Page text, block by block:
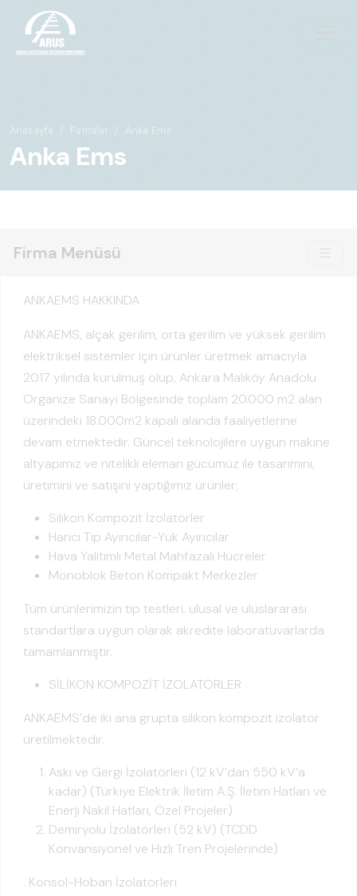
Anasayfa Firmalar Anka Ems
Anka Ems
Firma Menüsü
ANKAEMS HAKKINDA
ANKAEMS, alçak gerilim, orta gerilim ve yüksek gerilim
elektriksel sistemler için ürünler üretmek amacıyla
2017 yılında kurulmuş olup, Ankara Malıköy Anadolu
Organize Sanayi Bölgesinde toplam 20.000 m2 alan
üzerindeki 18.000m2 kapalı alanda faaliyetlerine
devam etmektedir. Güncel teknolojilere uygun makine
altyapımız ve nitelikli eleman gücümüz ile tasarımını,
üretimini ve satışını yaptığımız ürünler;
Silikon Kompozit İzolatörler
Harici Tip Ayırıcılar-Yük Ayırıcılar
Hava Yalıtımlı Metal Mahfazalı Hücreler
Monoblok Beton Kompakt Merkezler
Tüm ürünlerimizin tip testleri, ulusal ve uluslararası
standartlara uygun olarak akredite laboratuvarlarda
tamamlanmıştır.
SİLİKON KOMPOZİT İZOLATÖRLER
ANKAEMS’de iki ana grupta silikon kompozit izolatör
üretilmektedir.
Askı ve Gergi İzolatörleri (12 kV’dan 550 kV’a
kadar) (Türkiye Elektrik İletim A.Ş. İletim Hatları ve
Enerji Nakil Hatları, Özel Projeler)
Demiryolu İzolatörleri (52 kV) (TCDD
Konvansiyonel ve Hızlı Tren Projelerinde)
. Konsol-Hoban İzolatörleri